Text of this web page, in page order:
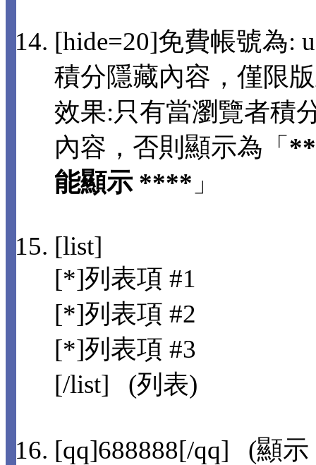
[hide=20]免費帳號為:
積分隱藏內容，僅限
效果:只有當瀏覽者積
內容，否則顯示為「
能顯示 **** 」
[list]
[*]列表項 #1
[*]列表項 #2
[*]列表項 #3
[/list] (列表)
[qq]688888[/qq] (顯